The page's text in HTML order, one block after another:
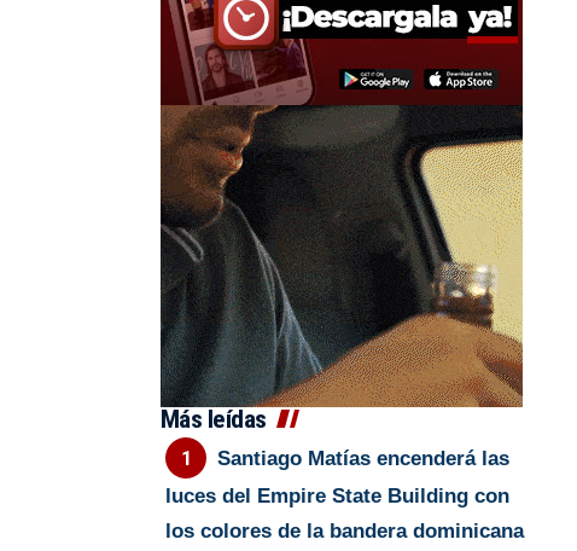
Más leídas
Santiago Matías encenderá las
luces del Empire State Building con
los colores de la bandera dominicana